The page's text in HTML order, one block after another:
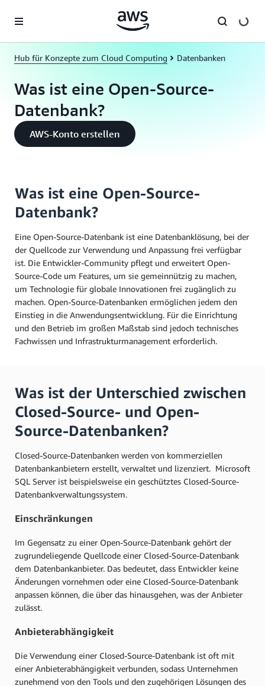
Überspringen zum Hauptinhalt
Hub für Konzepte zum Cloud Computing Datenbanken
Was ist eine Open-Source-
Datenbank?
AWS-Konto erstellen
Was ist eine Open-Source-
Datenbank?
Eine Open-Source-Datenbank ist eine Datenbanklösung, bei der
der Quellcode zur Verwendung und Anpassung frei verfügbar
ist. Die Entwickler-Community pflegt und erweitert Open-
Source-Code um Features, um sie gemeinnützig zu machen,
um Technologie für globale Innovationen frei zugänglich zu
machen. Open-Source-Datenbanken ermöglichen jedem den
Einstieg in die Anwendungsentwicklung. Für die Einrichtung
und den Betrieb im großen Maßstab sind jedoch technisches
Fachwissen und Infrastrukturmanagement erforderlich.
Was ist der Unterschied zwischen
Closed-Source- und Open-
Source-Datenbanken?
Closed-Source-Datenbanken werden von kommerziellen
Datenbankanbietern erstellt, verwaltet und lizenziert. Microsoft
SQL Server ist beispielsweise ein geschütztes Closed-Source-
Datenbankverwaltungssystem.
Einschränkungen
Im Gegensatz zu einer Open-Source-Datenbank gehört der
zugrundeliegende Quellcode einer Closed-Source-Datenbank
dem Datenbankanbieter. Das bedeutet, dass Entwickler keine
Änderungen vornehmen oder eine Closed-Source-Datenbank
anpassen können, die über das hinausgehen, was der Anbieter
zulässt.
Anbieterabhängigkeit
Die Verwendung einer Closed-Source-Datenbank ist oft mit
einer Anbieterabhängigkeit verbunden, sodass Unternehmen
zunehmend von den Tools und den zugehörigen Lösungen des